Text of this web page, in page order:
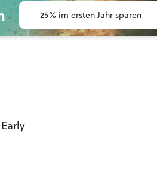
25% im ersten Jahr sparen